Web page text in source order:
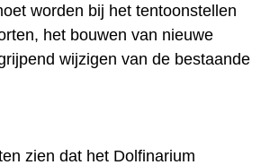
worden bij het tentoonstellen
het bouwen van nieuwe
wijzigen van de bestaande
zien dat het Dolfinarium